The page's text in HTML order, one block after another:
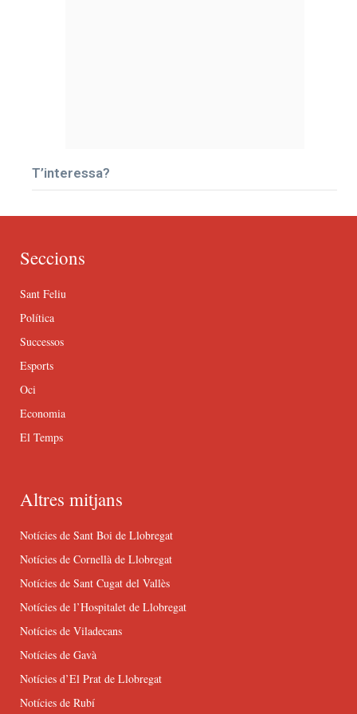
T’interessa?
Seccions
Sant Feliu
Política
Successos
Esports
Oci
Economia
El Temps
Altres mitjans
Notícies de Sant Boi de Llobregat
Notícies de Cornellà de Llobregat
Notícies de Sant Cugat del Vallès
Notícies de l’Hospitalet de Llobregat
Notícies de Viladecans
Notícies de Gavà
Notícies d’El Prat de Llobregat
Notícies de Rubí